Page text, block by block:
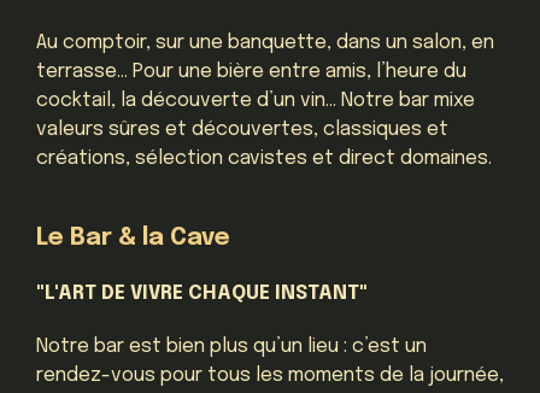
Au comptoir, sur une banquette, dans un salon, en
terrasse… Pour une bière entre amis, l’heure du
cocktail, la découverte d’un vin… Notre bar mixe
valeurs sûres et découvertes, classiques et
créations, sélection cavistes et direct domaines.
Le Bar & la Cave
"L'ART DE VIVRE CHAQUE INSTANT"
Notre bar est bien plus qu’un lieu : c’est un
rendez-vous pour tous les moments de la journée,